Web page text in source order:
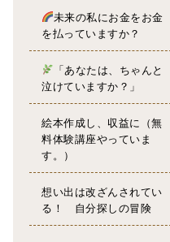
未来の私にお金をお金
を払っていますか？
「あなたは、ちゃんと
泣けていますか？」
絵本作成し、収益に（無
料体験講座やっていま
す。）
想い出は改ざんされてい
る！ 自分探しの冒険